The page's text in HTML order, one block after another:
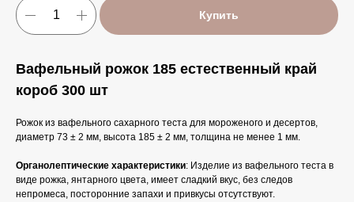
Купить
Вафельный рожок 185 естественный край
короб 300 шт
Рожок из вафельного сахарного теста для мороженого и десертов,
диаметр 73 ± 2 мм, высота 185 ± 2 мм, толщина не менее 1 мм.
Органолептические характеристики: Изделие из вафельного теста в
виде рожка, янтарного цвета, имеет сладкий вкус, без следов
непромеса, посторонние запахи и привкусы отсутствуют.